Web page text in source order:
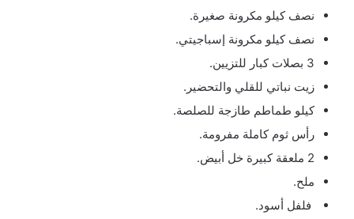
نصف كيلو مكرونة صغيرة.
نصف كيلو مكرونة إسباجيتي.
3 بصلات كبار للتزيين.
زيت نباتي للقلي والتحضير.
كيلو طماطم طازجة للصلصة.
رأس ثوم كاملة مفرومة.
2 ملعقة كبيرة خل أبيض.
ملح.
فلفل أسود.